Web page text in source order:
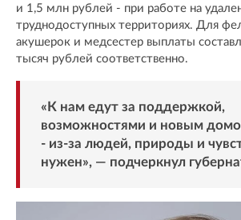
и 1,5 млн рублей - при работе на
труднодоступных территориях. Для
акушерок и медсестер выплаты
тысяч рублей соответственно.
«К нам едут за поддержкой,
возможностями и новым
- из-за людей, природы и
нужен», — подчеркнул